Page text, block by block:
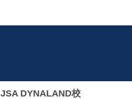
JSA DYNALAND校